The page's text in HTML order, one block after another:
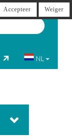
NL
Accepteer Weiger